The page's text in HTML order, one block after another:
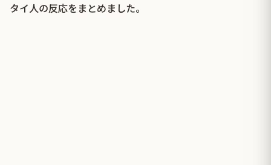
タイ人の反応をまとめました。